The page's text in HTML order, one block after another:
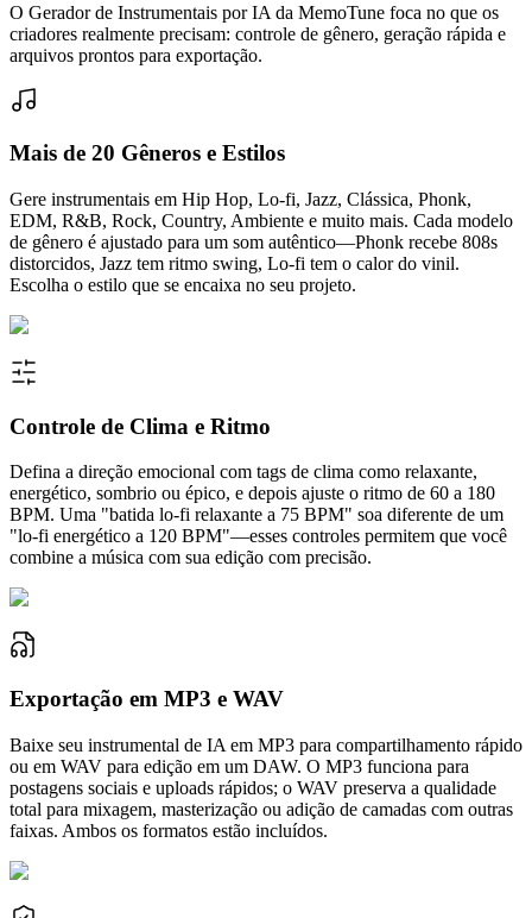
O Gerador de Instrumentais por IA da MemoTune foca no que os
criadores realmente precisam: controle de gênero, geração rápida e
arquivos prontos para exportação.
Mais de 20 Gêneros e Estilos
Gere instrumentais em Hip Hop, Lo-fi, Jazz, Clássica, Phonk,
EDM, R&B, Rock, Country, Ambiente e muito mais. Cada modelo
de gênero é ajustado para um som autêntico—Phonk recebe 808s
distorcidos, Jazz tem ritmo swing, Lo-fi tem o calor do vinil.
Escolha o estilo que se encaixa no seu projeto.
Controle de Clima e Ritmo
Defina a direção emocional com tags de clima como relaxante,
energético, sombrio ou épico, e depois ajuste o ritmo de 60 a 180
BPM. Uma "batida lo-fi relaxante a 75 BPM" soa diferente de um
"lo-fi energético a 120 BPM"—esses controles permitem que você
combine a música com sua edição com precisão.
Exportação em MP3 e WAV
Baixe seu instrumental de IA em MP3 para compartilhamento rápido
ou em WAV para edição em um DAW. O MP3 funciona para
postagens sociais e uploads rápidos; o WAV preserva a qualidade
total para mixagem, masterização ou adição de camadas com outras
faixas. Ambos os formatos estão incluídos.